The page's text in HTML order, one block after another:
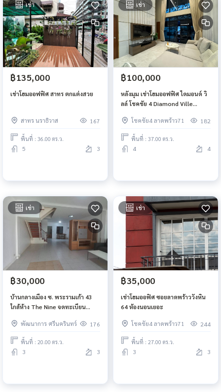
เช่า
฿135,000
เช่าโฮมออฟฟิศ สาทร ตกแต่งสวย
สาทร นราธิวาส 167
พื้นที่ : 36.00 ตร.ว.
5 3
เช่า
฿100,000
หลังมุม เช่าโฮมออฟฟิศ ไดมอนด์ วิ
ลล์ โชคชัย 4 Diamond Ville
โชคชัย4 ลาดพร้าว71
182
พื้นที่ : 37.00 ตร.ว.
4 4
เช่า
฿30,000
บ้านกลางเมือง ซ. พระรามเก้า 43
ใกล้ห้าง The Nine จดทะเบียน
พัฒนาการ ศรีนครินทร์
176
พื้นที่ : 20.00 ตร.ว.
3 3
เช่า
฿35,000
เช่าโฮมออฟิศ ซอยลาดพร้าววังหิน
64 ห้องนอนเยอะ
โชคชัย4 ลาดพร้าว71 244
พื้นที่ : 27.00 ตร.ว.
3 3